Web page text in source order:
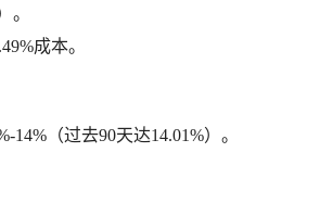
。
成本。
（过去90天达14.01%）。